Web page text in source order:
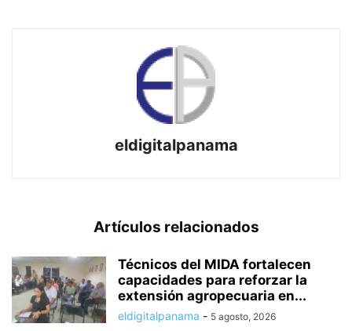
eldigitalpanama
Artículos relacionados
Técnicos del MIDA fortalecen
capacidades para reforzar la
extensión agropecuaria en...
eldigitalpanama - 5 agosto, 2026